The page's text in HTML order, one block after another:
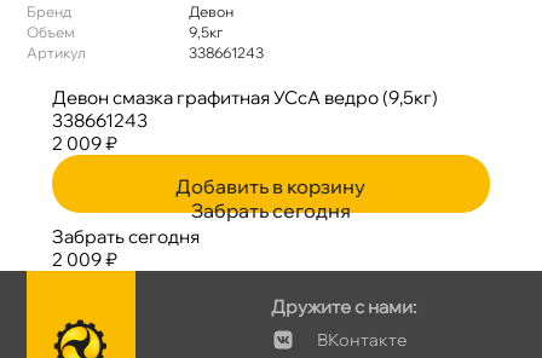
Бренд
Девон
Объем
9,5к
Артикул
338661243
Девон смазка графитная УСсА ведро (9,5кг)
338661243
2 009 ₽
Добавить в корзину
Забрать сегодня
Забрать сегодня
2 009 ₽
Дружите с нами:
Контакте